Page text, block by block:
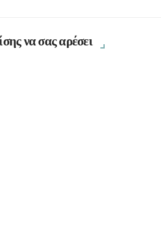
να σας αρέσει